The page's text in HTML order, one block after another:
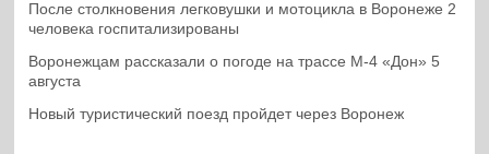
После столкновения легковушки и мотоцикла в Воронеже 2
человека госпитализированы
Воронежцам рассказали о погоде на трассе М-4 «Дон» 5
августа
Новый туристический поезд пройдет через Воронеж